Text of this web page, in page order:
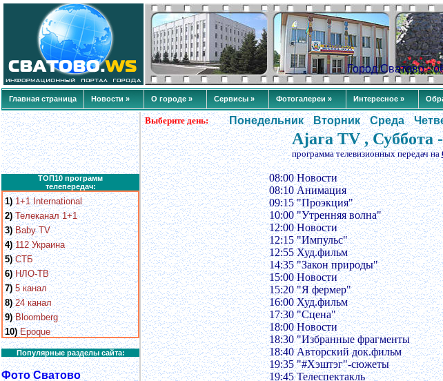
Город Сватово -
Главная страница Новости » О городе » Сервисы » Фотогалереи » Интересное »
ТОП10 программ
телепередач:
1) 1+1 International
2) Телеканал 1+1
3) Baby TV
4) 112 Украина
5) СТБ
6) НЛО-ТВ
7) 5 канал
8) 24 канал
9) Bloomberg
10) Epoque
Популярные разделы сайта:
Фото Сватово
Выберите день: Понедельник Вторник Среда
Ajara TV , Суббота
программа телевизионных передач на
08:00 Новости
08:10 Анимация
09:15 "Проэкция"
10:00 "Утренняя волна"
12:00 Новости
12:15 "Импульс"
12:55 Худ.фильм
14:35 "Закон природы"
15:00 Новости
15:20 "Я фермер"
16:00 Худ.фильм
17:30 "Сцена"
18:00 Новости
18:30 "Избранные фрагменты
18:40 Авторский док.фильм
19:35 "#Хэштэг"-сюжеты
19:45 Телеспектакль